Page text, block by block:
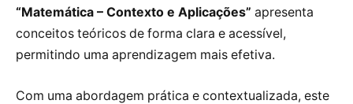
“Matemática – Contexto e Aplicações” apresenta
conceitos teóricos de forma clara e acessível,
permitindo uma aprendizagem mais efetiva.
Com uma abordagem prática e contextualizada, este